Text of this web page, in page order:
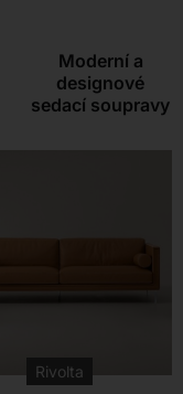
Moderní a
designové
sedací soupravy
Rivolta